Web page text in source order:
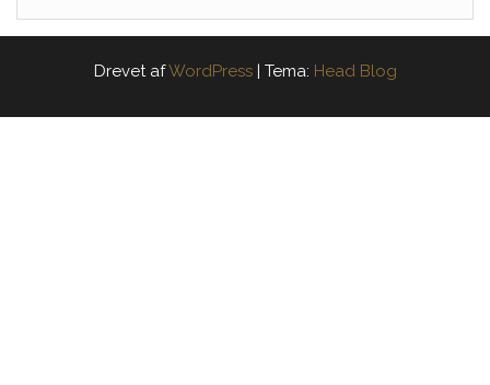
Drevet afWordPress Tema: Head Blog